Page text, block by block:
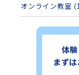
オンライン教室
体
まず